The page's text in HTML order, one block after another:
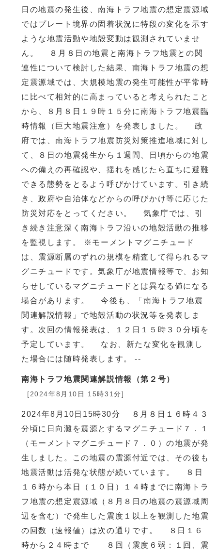
日の地震の発生後、南海トラフ地震の想定震源域
ではプレート境界の固着状況に特段の変化を示す
ような地震活動や地殻変動は観測されていませ
ん。 ８月８日の地震と南海トラフ地震との関
連性について検討した結果、南海トラフ地震の想
定震源域では、大規模地震の発生可能性が平常時
に比べて相対的に高まっていると考えられたこと
から、８月８日１９時１５分に南海トラフ地震臨
時情報（巨大地震注意）を発表しました。 政
府では、南海トラフ地震防災対策推進地域に対し
て、８日の地震発生から１週間、日頃からの地震
への備えの再確認や、揺れを感じたら直ちに避難
できる態勢をとるよう呼びかけています。引き続
き、政府や自治体などからの呼びかけ等に応じた
防災対応をとってください。 気象庁では、引
き続き注意深く南海トラフ沿いの地殻活動の推移
を監視します。 ※モーメントマグニチュード
は、震源断層のずれの規模を精査して得られるマ
グニチュードです。気象庁が地震情報等で、お知
らせしているマグニチュードとは異なる値になる
場合があります。 今後も、「南海トラフ地震
関連解説情報」で地殻活動の状況等を発表しま
す。次回の情報発表は、１２日１５時３０分頃を
予定しています。 なお、新たな変化を観測し
た場合には随時発表します。 --
南海トラフ地震関連解説情報（第２号）
[2024年8月10日 15時31分]
2024年8月10日15時30分 ８月８日１６時４３
分頃に日向灘を震源とするマグニチュード７．１
（モーメントマグニチュード７．０）の地震が発
生しました。この地震の震源付近では、その後も
地震活動は活発な状態が続いています。 ８日
１６時から本日（１０日）１４時までに南海トラ
フ地震の想定震源域（８月８日の地震の震源域周
辺を含む）で発生した震度１以上を観測した地震
の回数（速報値）は次の通りです。 ８日１６
時から２４時まで ８回（震度６弱：１回、震